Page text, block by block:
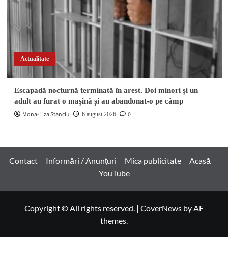
Actualitate
Escapadă nocturnă terminată în arest. Doi minori și un
adult au furat o mașină și au abandonat-o pe câmp
Mona-Liza Stanciu 6 august 2026 0
Contact Informări / Anunțuri Mica publicitate
Acasă
YouTube
Copyright © All rights reserved. | CoverNews by AF
themes.